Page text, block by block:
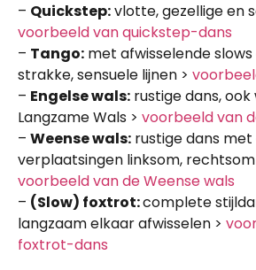
– Quickstep:vlotte, gezellige en
voorbeeld van quickstep-dans
– Tango: met afwisselende
strakke, sensuele lijnen >
– Engelse wals: rustige dans,
Langzame Wals > voorbeeld van
– Weense wals: rustige dans
verplaatsingen linksom,
voorbeeld van de Weense wals
– (Slow) foxtrot:complete
langzaam elkaar afwisselen >
foxtrot-dans